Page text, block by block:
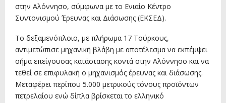
στην Αλόννησο, σύμφωνα με το Ενιαίο Κέντρο
Συντονισμού Έρευνας και Διάσωσης (ΕΚΣΕΔ).
Το δεξαμενόπλοιο, με πλήρωμα 17 Τούρκους,
αντιμετώπισε μηχανική βλάβη με αποτέλεσμα να εκπέμψει
σήμα επείγουσας κατάστασης κοντά στην Αλόννησο και να
τεθεί σε επιφυλακή ο μηχανισμός έρευνας και διάσωσης.
Μεταφέρει περίπου 5.000 μετρικούς τόνους προϊόντων
πετρελαίου ενώ δίπλα βρίσκεται το ελληνικό